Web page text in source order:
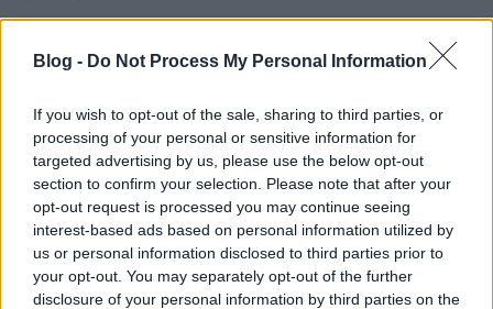
Blog - Do Not Process My Personal Information
If you wish to opt-out of the sale, sharing to third parties, or
processing of your personal or sensitive information for
targeted advertising by us, please use the below opt-out
section to confirm your selection. Please note that after your
opt-out request is processed you may continue seeing
interest-based ads based on personal information utilized by
us or personal information disclosed to third parties prior to
your opt-out. You may separately opt-out of the further
disclosure of your personal information by third parties on the